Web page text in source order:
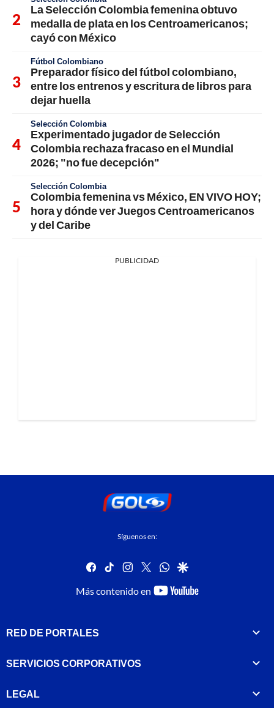
La Selección Colombia femenina obtuvo
medalla de plata en los Centroamericanos;
cayó con México
Fútbol Colombiano
Preparador físico del fútbol colombiano,
entre los entrenos y escritura de libros para
dejar huella
Selección Colombia
Experimentado jugador de Selección
Colombia rechaza fracaso en el Mundial
2026; "no fue decepción"
Selección Colombia
Colombia femenina vs México, EN VIVO HOY;
hora y dónde ver Juegos Centroamericanos
y del Caribe
PUBLICIDAD
Síguenos en:
facebook
tiktok instagram
twitterwhatsapp
google
Más contenido en
youtube-
RED DE PORTALES
SERVICIOS CORPORATIVOS
LEGAL